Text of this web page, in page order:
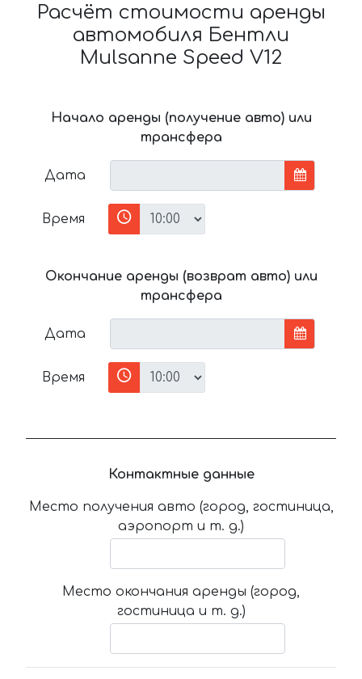
Расчёт стоимости аренды
автомобиля Бентли
Mulsanne Speed V12
Начало аренды (получение авто) или
трансфера
Дата
Время
Окончание аренды (возврат авто) или
трансфера
Дата
Время
Контактные данные
Место получения авто (город, гостиница,
аэропорт и т. д.)
Место окончания аренды (город,
гостиница и т. д.)